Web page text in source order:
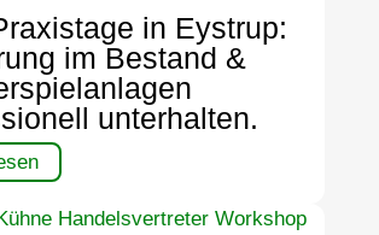
in Eystrup:
im Bestand &
unterhalten.